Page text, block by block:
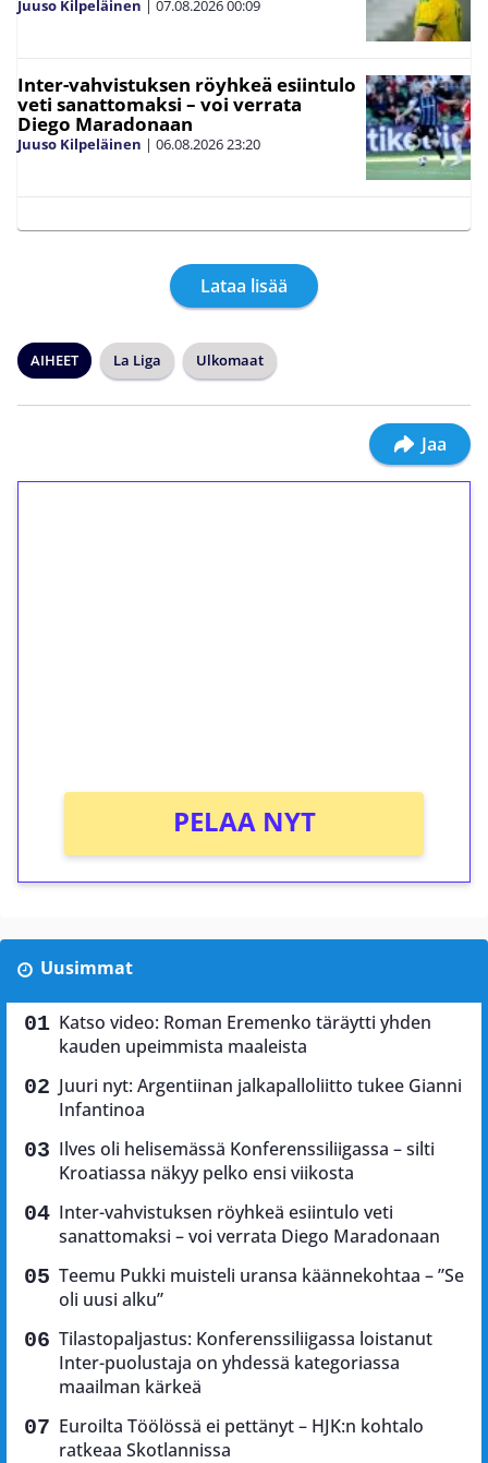
Juuso Kilpeläinen 07.08.202600:09
Inter-vahvistuksen röyhkeä esiintulo
veti sanattomaksi – voi verrata
Diego Maradonaan
Juuso Kilpeläinen | 06.08.202623:20
Lataa lisää
AIHEET La Liga Ulkomaat
Jaa
PELAA NYT
Uusimmat
Katso video: Roman Eremenko täräytti yhden
kauden upeimmista maaleista
Juuri nyt: Argentiinan jalkapalloliitto tukee Gianni
Infantinoa
Ilves oli helisemässä Konferenssiliigassa – silti
Kroatiassa näkyy pelko ensi viikosta
Inter-vahvistuksen röyhkeä esiintulo veti
sanattomaksi – voi verrata Diego Maradonaan
Teemu Pukki muisteli uransa käännekohtaa – ”Se
oli uusi alku”
Tilastopaljastus: Konferenssiliigassa loistanut
Inter-puolustaja on yhdessä kategoriassa
maailman kärkeä
Euroilta Töölössä ei pettänyt – HJK:n kohtalo
ratkeaa Skotlannissa